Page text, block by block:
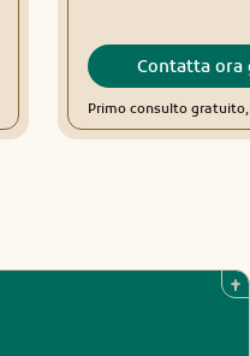
Contatta ora
Primo consulto